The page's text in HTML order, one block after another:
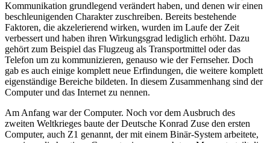
Neben den bereits beschriebenen Entwicklungen zu Beginn des 20.
Jahrhundert gab es auch solche Innovationen, die unsere heutige
Kommunikation grundlegend verändert haben, und denen wir einen
beschleunigenden Charakter zuschreiben. Bereits bestehende
Faktoren, die akzelerierend wirken, wurden im Laufe der Zeit
verbessert und haben ihren Wirkungsgrad lediglich erhöht. Dazu
gehört zum Beispiel das Flugzeug als Transportmittel oder das
Telefon um zu kommunizieren, genauso wie der Fernseher. Doch
gab es auch einige komplett neue Erfindungen, die weitere komplett
Computer und das Internet zu nennen.
Am Anfang war der Computer. Noch vor dem Ausbruch des